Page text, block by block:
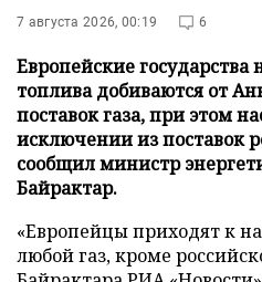
7 августа 2026, 00:19 6
Европейские
топлива добиваются от
поставок газа, при этом
исключении из поставок
сообщил министр
Байрактар.
«Европейцы приходят к
любой газ, кроме